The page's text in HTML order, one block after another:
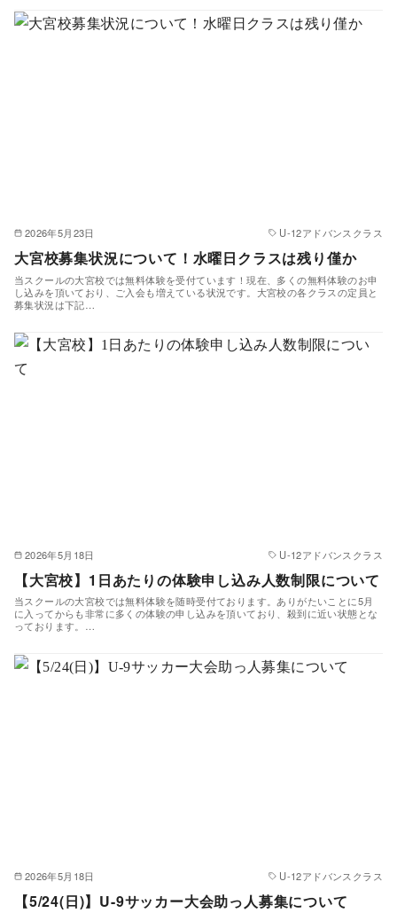
2026年5月23日 U-12アドバンスクラス
大宮校募集状況について！水曜日クラスは残り僅か
当スクールの大宮校では無料体験を受付ています！現在、多くの無料体験のお申
し込みを頂いており、ご入会も増えている状況です。大宮校の各クラスの定員と
募集状況は下記…
2026年5月18日 U-12アドバンスクラス
【大宮校】1日あたりの体験申し込み人数制限について
当スクールの大宮校では無料体験を随時受付ております。ありがたいことに5月
に入ってからも非常に多くの体験の申し込みを頂いており、殺到に近い状態とな
っております。…
2026年5月18日 U-12アドバンスクラス
【5/24(日)】U-9サッカー大会助っ人募集について